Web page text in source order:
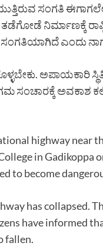
ಸಂಗತಿ ಈಗಾಗಲೇ
ನಿರ್ಮಾಣಕ್ಕೆ
ಎಂದು
ಅಪಾಯಕಾರಿ
ಸಂಚಾರಕ್ಕೆ ಅವಕಾಶ
highway near
in Gadikoppa
to become
has collapsed.
have informed
fallen.